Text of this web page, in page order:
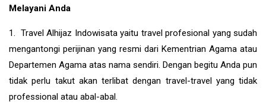
Melayani Anda
1. Travel Alhijaz Indowisata yaitu travel profesional yang sudah
mengantongi perijinan yang resmi dari Kementrian Agama atau
Departemen Agama atas nama sendiri. Dengan begitu Anda pun
tidak perlu takut akan terlibat dengan travel-travel yang tidak
professional atau abal-abal.